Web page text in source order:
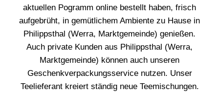
aktuellen Pogramm online bestellt haben, frisch
aufgebrüht, in gemütlichem Ambiente zu Hause in
Philippsthal (Werra, Marktgemeinde) genießen.
Auch private Kunden aus Philippsthal (Werra,
Marktgemeinde) können auch unseren
Geschenkverpackungsservice nutzen. Unser
Teelieferant kreiert ständig neue Teemischungen.